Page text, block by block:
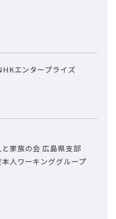
エンタープライズ
家族の会 広島県支部
人ワーキンググループ